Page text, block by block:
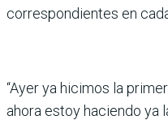
correspondientes en
“Ayer ya hicimos la
ahora estoy haciendo ya